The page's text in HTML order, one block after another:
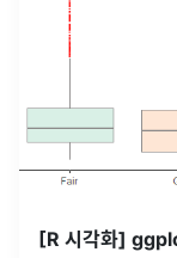
[R 시각화]